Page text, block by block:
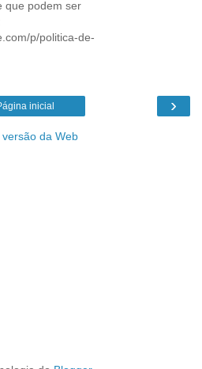
que podem ser
p/politica-de-
›
inicial
versão da Web